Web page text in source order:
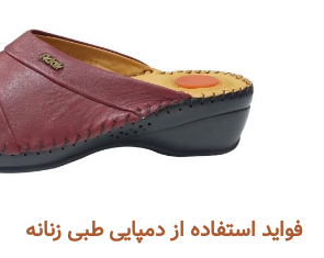
فواید استفاده از دمپایی طبی زنانه